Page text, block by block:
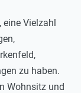
eine Vielzahl
zu haben.
Wohnsitz und